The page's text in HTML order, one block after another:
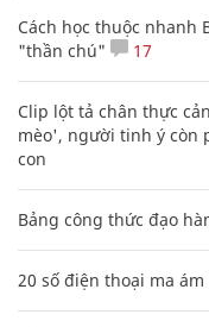
Cách học thuộc nhanh
"thần chú"
17
Clip lột tả chân thực
mèo', người tinh ý còn
con
Bảng công thức đạo
20 số điện thoại ma